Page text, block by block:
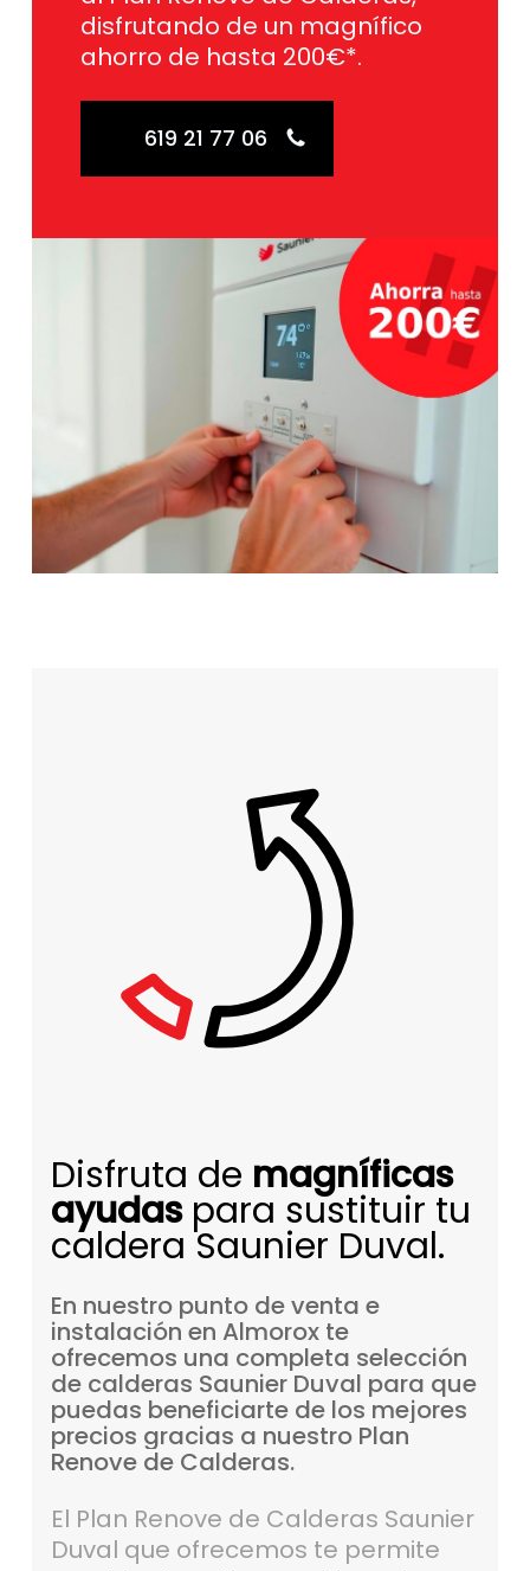
disfrutando de un magnífico
ahorro de hasta 200€*.
619 21 77 06
Disfruta de magníficas
ayudaspara sustituir tu
caldera Saunier Duval.
En nuestro punto deventa e
instalación en Almorox te
ofrecemos una completa selección
de calderas Saunier Duval para que
puedas beneficiarte de los mejores
precios gracias a nuestro Plan
Renove de Calderas.
El Plan Renove de Calderas Saunier
Duval que ofrecemos te permite